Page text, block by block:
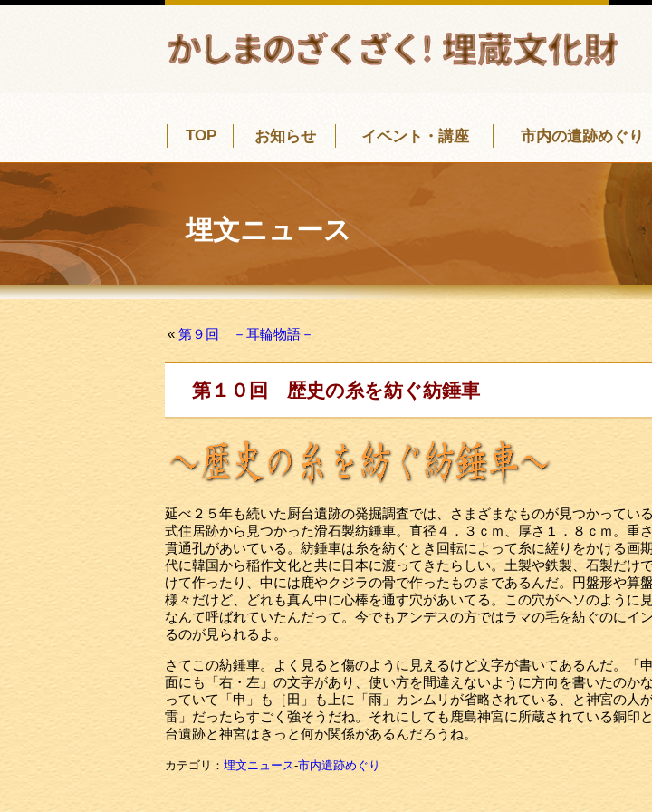
TOP お知らせ イベント・講座 市内の遺跡めぐり
埋文ニュース
« 第９回 －耳輪物語－
第１０回 歴史の糸を紡ぐ紡錘車
延べ２５年も続いた厨台遺跡の発掘調査では、さまざまなものが見つかってい
式住居跡から見つかった滑石製紡錘車。直径４．３ｃｍ、厚さ１．８ｃｍ。重
貫通孔があいている。紡錘車は糸を紡ぐとき回転によって糸に縒りをかける画
代に韓国から稲作文化と共に日本に渡ってきたらしい。土製や鉄製、石製だけ
けて作ったり、中には鹿やクジラの骨で作ったものまであるんだ。円盤形や算
様々だけど、どれも真ん中に心棒を通す穴があいてる。この穴がヘソのように
なんて呼ばれていたんだって。今でもアンデスの方ではラマの毛を紡ぐのにイ
るのが見られるよ。
さてこの紡錘車。よく見ると傷のように見えるけど文字が書いてあるんだ。「
面にも「右・左」の文字があり、使い方を間違えないように方向を書いたのか
っていて「申」も［田」も上に「雨」カンムリが省略されている、と神宮の人
雷」だったらすごく強そうだね。それにしても鹿島神宮に所蔵されている銅印
台遺跡と神宮はきっと何か関係があるんだろうね。
カテゴリ： 埋文ニュース-市内遺跡めぐり